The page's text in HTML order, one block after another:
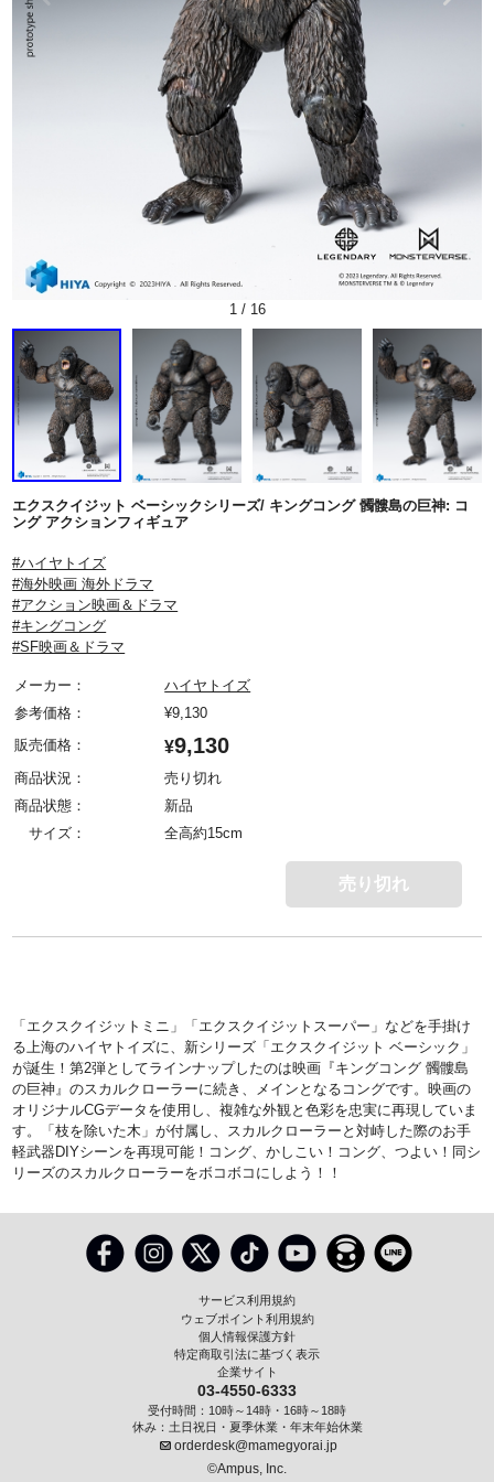
1/ 16
エクスクイジット ベーシックシリーズ/ キングコング 髑髏島の巨神: コ
ング アクションフィギュア
#ハイヤトイズ
#海外映画 海外ドラマ
#アクション映画＆ドラマ
#キングコング
#SF映画＆ドラマ
メーカー：
ハイヤトイズ
参考価格：
¥9,130
販売価格：
¥9,130
商品状況：
売り切れ
商品状態：
新品
サイズ：
全高約15cm
売り切れ
「エクスクイジットミニ」「エクスクイジットスーパー」などを手掛け
る上海のハイヤトイズに、新シリーズ「エクスクイジット ベーシック」
が誕生！第2弾としてラインナップしたのは映画『キングコング 髑髏島
の巨神』のスカルクローラーに続き、メインとなるコングです。映画の
オリジナルCGデータを使用し、複雑な外観と色彩を忠実に再現していま
す。「枝を除いた木」が付属し、スカルクローラーと対峙した際のお手
軽武器DIYシーンを再現可能！コング、かしこい！コング、つよい！同シ
リーズのスカルクローラーをボコボコにしよう！！
サービス利用規約
ウェブポイント利用規約
個人情報保護方針
特定商取引法に基づく表示
企業サイト
03-4550-6333
受付時間：10時～14時・16時～18時
休み：土日祝日・夏季休業・年末年始休業
orderdesk@mamegyorai.jp
©Ampus, Inc.